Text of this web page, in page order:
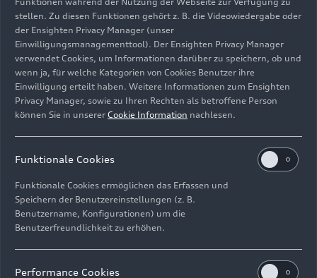
Videos
12.07.2023 Spotlight
stellen. Zu diesen Funktionen gehört z. B. die Videowiedergabe oder
der Ensighten Privacy Manager (unser
Einwilligungsmanagementtool). Der Ensighten Privacy Manager
verwendet Cookies, um Informationen darüber zu speichern, ob und
wenn ja, für welche Kategorien von Cookies Benutzer ihre
Einwilligung erteilt haben. Weitere Informationen zum Ensighten
Privacy Manager, sowie zu Ihren Rechten als betroffene Person
können Sie in unserer Cookie Information nachlesen.
Funktionale Cookies
Funktionale Cookies ermöglichen das Erfassen und
Speichern der Benutzereinstellungen (z. B.
Benutzername, Konfigurationen) um die
Benutzerfreundlichkeit zu erhöhen.
Performance Cookies